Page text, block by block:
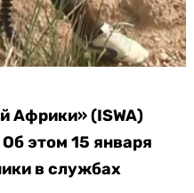
Африки» (ISWA)
этом 15 января
в службах